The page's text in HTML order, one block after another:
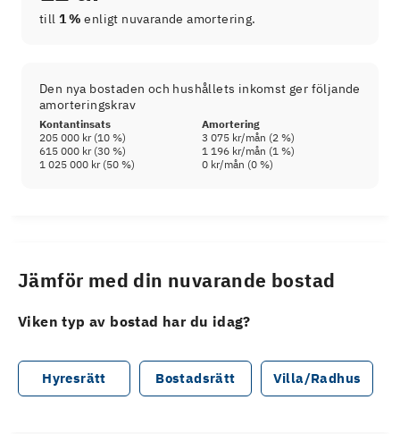
till 1 % enligt nuvarande amortering.
Den nya bostaden och hushållets inkomst ger följande
amorteringskrav
Kontantinsats
Amortering
205 000 kr(10 %) 3 075 kr/mån (2 %)
615 000 kr(30 %) 1 196 kr/mån (1 %)
1 025 000 kr(50 %) 0 kr/mån (0 %)
Jämför med din nuvarande bostad
Viken typ av bostad har du idag?
Hyresrätt Bostadsrätt Villa/Radhus